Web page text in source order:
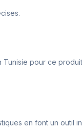
pour ce
en font un